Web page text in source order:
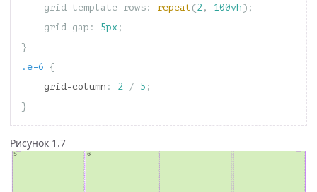
grid-template-rows : repeat (2 , 100vh);
grid-gap : 5px ;
}
.e-6
{
grid-column : 2 / 5 ;
}
Рисунок 1.7